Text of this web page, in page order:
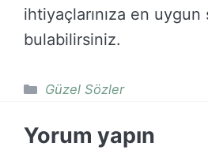
ihtiyaçlarınıza en
bulabilirsiniz.
Kategoriler
Güzel Sözler
Yorum yapın